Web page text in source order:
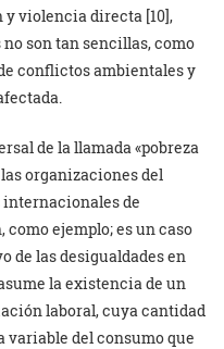
y violencia directa [10],
son tan sencillas, como
conflictos ambientales y
de la llamada «pobreza
organizaciones del
internacionales de
como ejemplo; es un caso
de las desigualdades en
la existencia de un
laboral, cuya cantidad
variable del consumo que